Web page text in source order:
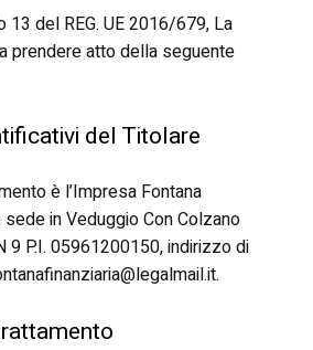
13 del REG. UE 2016/679, La
prendere atto della seguente
del Titolare
è l’Impresa Fontana
sede in Veduggio Con Colzano
9 P.I. 05961200150, indirizzo di